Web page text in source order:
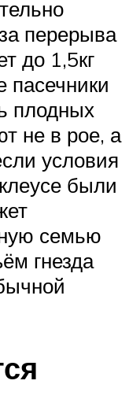
перерыва
до 1,5кг
пасечники
плодных
не в рое, а
условия
были
семью
гнезда